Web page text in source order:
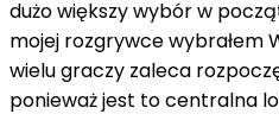
dużo większy wybór w
mojej rozgrywce wybrałem
wielu graczy zaleca
ponieważ jest to centralna